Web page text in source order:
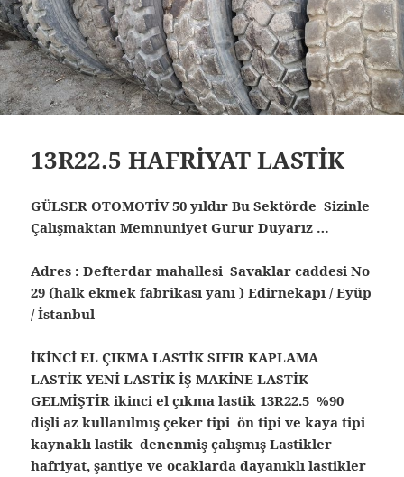
13R22.5 HAFRİYAT LASTİK
GÜLSER OTOMOTİV 50 yıldır Bu Sektörde Sizinle
Çalışmaktan Memnuniyet Gurur Duyarız …
Adres : Defterdar mahallesi Savaklar caddesi No
29 (halk ekmek fabrikası yanı ) Edirnekapı / Eyüp
/ İstanbul
İKİNCİ EL ÇIKMA LASTİK SIFIR KAPLAMA
LASTİK YENİ LASTİK İŞ MAKİNE LASTİK
GELMİŞTİR ikinci el çıkma lastik 13R22.5 %90
dişli az kullanılmış çeker tipi ön tipi ve kaya tipi
kaynaklı lastik denenmiş çalışmış Lastikler
hafriyat, şantiye ve ocaklarda dayanıklı lastikler